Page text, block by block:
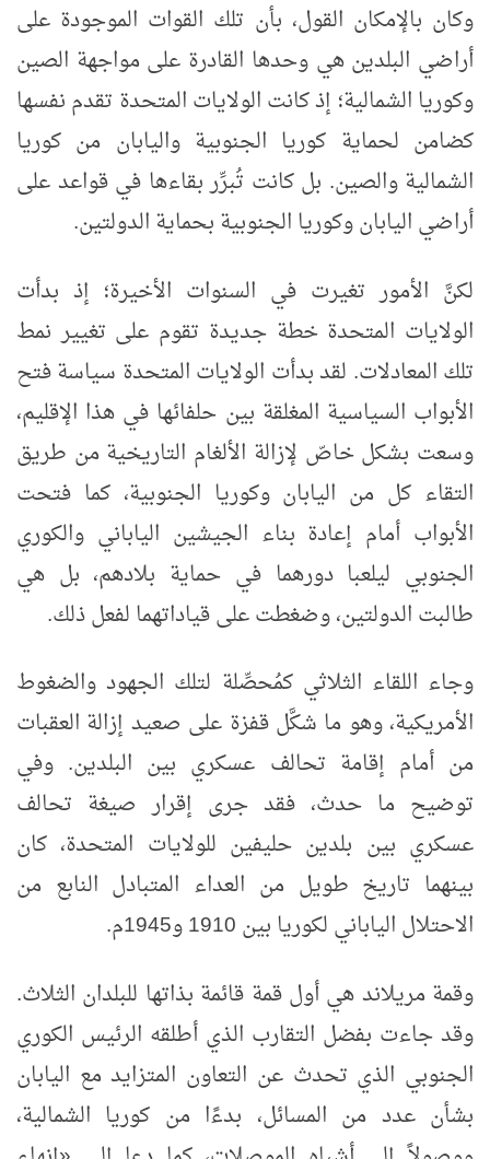
وكان بالإمكان القول، بأن تلك القوات الموجودة على
أراضي البلدين هي وحدها القادرة على مواجهة الصين
وكوريا الشمالية؛ إذ كانت الولايات المتحدة تقدم نفسها
كضامن لحماية كوريا الجنوبية واليابان من كوريا
الشمالية والصين. بل كانت تُبرِّر بقاءها في قواعد على
أراضي اليابان وكوريا الجنوبية بحماية الدولتين.
لكنَّ الأمور تغيرت في السنوات الأخيرة؛ إذ بدأت
الولايات المتحدة خطة جديدة تقوم على تغيير نمط
تلك المعادلات. لقد بدأت الولايات المتحدة سياسة فتح
الأبواب السياسية المغلقة بين حلفائها في هذا الإقليم،
وسعت بشكل خاصّ لإزالة الألغام التاريخية من طريق
التقاء كل من اليابان وكوريا الجنوبية، كما فتحت
الأبواب أمام إعادة بناء الجيشين الياباني والكوري
الجنوبي ليلعبا دورهما في حماية بلادهم، بل هي
طالبت الدولتين، وضغطت على قياداتهما لفعل ذلك.
وجاء اللقاء الثلاثي كمُحصِّلة لتلك الجهود والضغوط
الأمريكية، وهو ما شكَّل قفزة على صعيد إزالة العقبات
من أمام إقامة تحالف عسكري بين البلدين. وفي
توضيح ما حدث، فقد جرى إقرار صيغة تحالف
عسكري بين بلدين حليفين للولايات المتحدة، كان
بينهما تاريخ طويل من العداء المتبادل النابع من
الاحتلال الياباني لكوريا بين 1910 و1945م.
وقمة مريلاند هي أول قمة قائمة بذاتها للبلدان الثلاث.
وقد جاءت بفضل التقارب الذي أطلقه الرئيس الكوري
الجنوبي الذي تحدث عن التعاون المتزايد مع اليابان
بشأن عدد من المسائل، بدءًا من كوريا الشمالية،